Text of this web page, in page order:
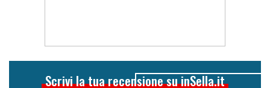
Scrivi la tua recensione su inSella.it